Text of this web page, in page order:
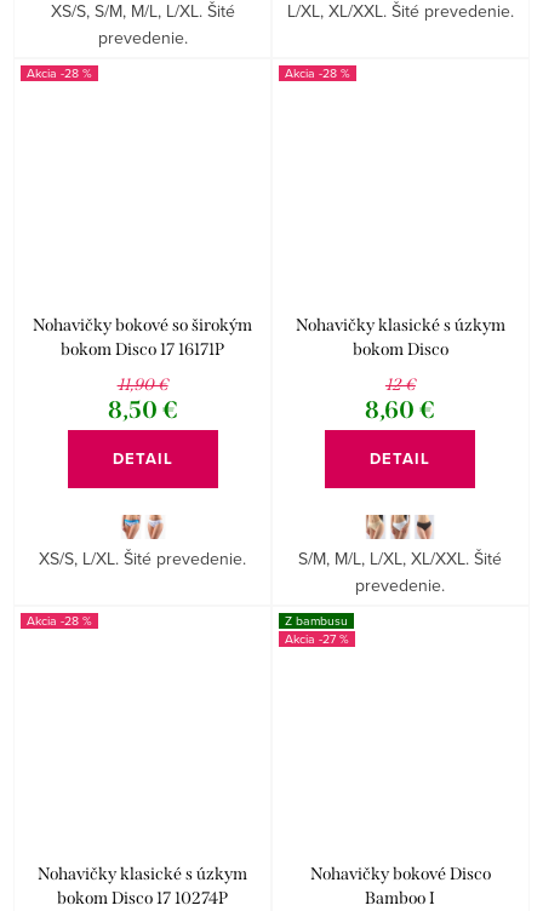
XS/S, S/M, M/L, L/XL. Šité
prevedenie.
L/XL, XL/XXL. Šité prevedenie.
-28 %
Nohavičky bokové so širokým
bokom Disco 17 16171P
11,90 €
8,50 €
DETAIL
XS/S, L/XL. Šité prevedenie.
-28 %
Nohavičky klasické s úzkym
bokom Disco
12 €
8,60 €
DETAIL
S/M, M/L, L/XL, XL/XXL. Šité
prevedenie.
-28 %
Nohavičky klasické s úzkym
bokom Disco 17 10274P
Z bambusu
-27 %
Nohavičky bokové Disco
Bamboo I